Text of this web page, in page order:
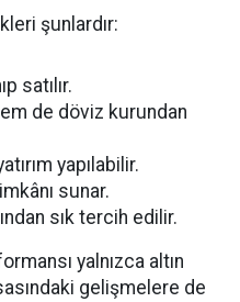
şunlardır:
satılır.
de döviz kurundan
yapılabilir.
sunar.
sık tercih edilir.
yalnızca altın
gelişmelere de